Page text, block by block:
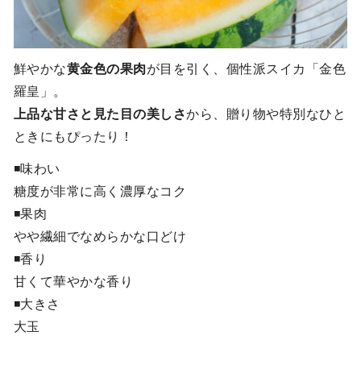
鮮やかな黄金色の果肉が目を引く、個性派スイカ「金色
羅皇」。
上品な甘さと見た目の美しさから、贈り物や特別なひと
ときにもぴったり！
◾️味わい
糖度が非常に高く濃厚なコク
◾️果肉
やや繊細でなめらかな口どけ
◾️香り
甘くて華やかな香り
◾️大きさ
大玉